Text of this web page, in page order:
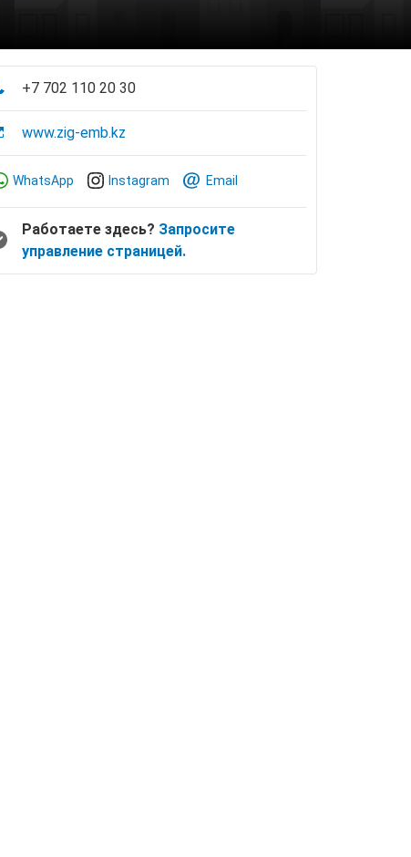
+7 702 110 20 30
www.zig-emb.kz
WhatsApp Instagram Email
Работаете здесь? Запросите
управление страницей.